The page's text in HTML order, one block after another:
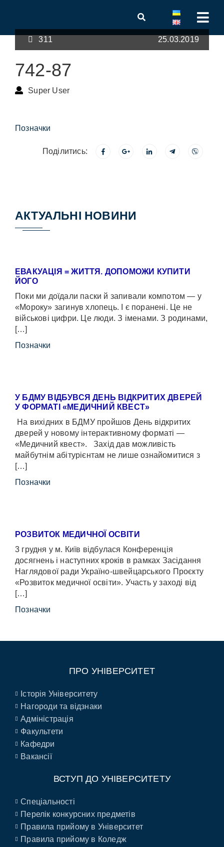
311 25.03.2019
742-87
Super User
Позначки
Поділитись:
АКТУАЛЬНІ НОВИНИ
ЕВАКУАЦІЯ = ЖИТТЯ. ДОПОМОЖИ КУПИТИ
ЙОГО
Поки ми доїдали паски й запивали компотом — у
«Мороку» загинув хлопець. І є поранені. Це не
військові цифри. Це люди. З іменами. З родинами,
[…]
Позначки
У БДМУ ВІДБУВСЯ ДЕНЬ ВІДКРИТИХ ДВЕРЕЙ
У ФОРМАТІ «МЕДИЧНИЙ КВЕСТ»
На вихідних в БДМУ пройшов День відкритих
дверей у новому інтерактивному форматі —
«Медичний квест». Захід дав можливість
майбутнім абітурієнтам не лише ознайомитися з
[…]
Позначки
РОЗВИТОК МЕДИЧНОЇ ОСВІТИ
3 грудня у м. Київ відбулася Конференція
досягнень і наступних кроків в рамках Засідання
Наглядової ради Україно-швейцарського Проєкту
«Розвиток медичної освіти». Участь у заході від
[…]
Позначки
ПРО УНІВЕРСИТЕТ
Історія Університету
Нагороди та відзнаки
Адміністрація
Факультети
Кафедри
Вакансії
ВСТУП ДО УНІВЕРСИТЕТУ
Спеціальності
Перелік конкурсних предметів
Правила прийому в Університет
Правила прийому в Коледж